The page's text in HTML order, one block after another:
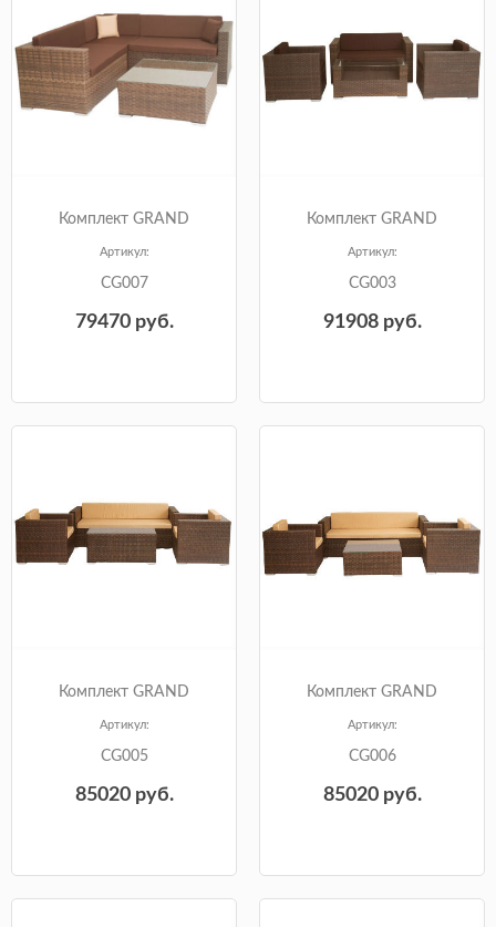
Комплект GRAND
Артикул:
CG007
79470руб.
Комплект GRAND
Артикул:
CG003
91908руб.
Комплект GRAND
Артикул:
CG005
85020руб.
Комплект GRAND
Артикул:
CG006
85020руб.